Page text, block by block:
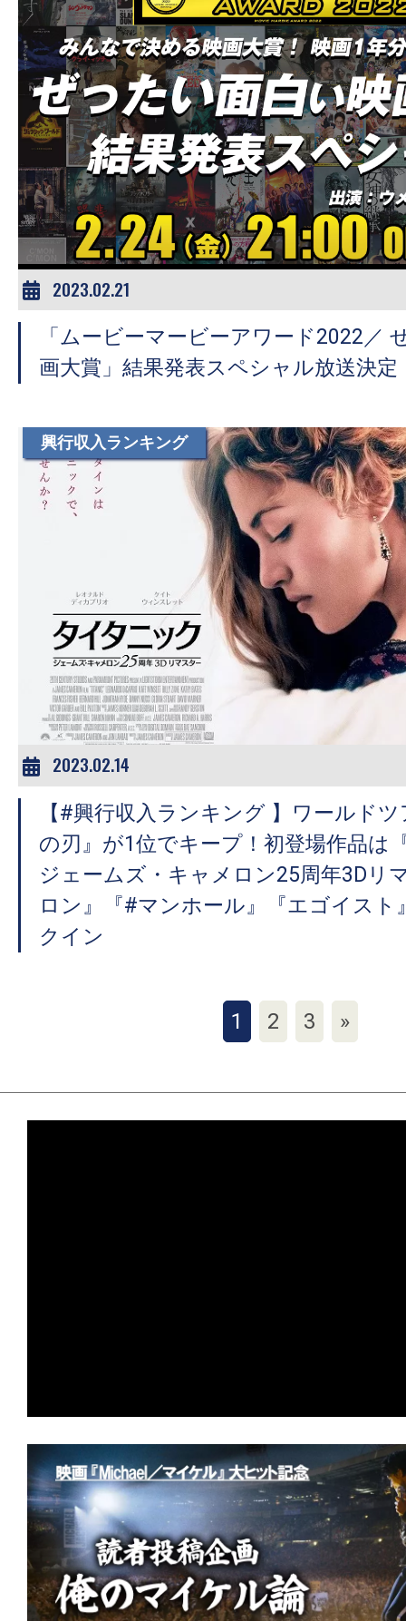
2023.02.21
「ムービーマービーアワード2022／
画大賞」結果発表スペシャル放送決定
興行収入ランキング
2023.02.14
【#興行収入ランキング 】ワールド
の刃』が1位でキープ！初登場作品は
ジェームズ・キャメロン25周年3Dリ
ロン』『#マンホール』『エゴイスト
クイン
1 2 3 »